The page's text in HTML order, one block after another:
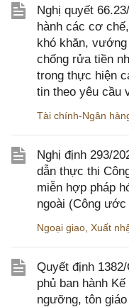
Nghị quyết
hành các cơ
khó khăn,
chống rửa tiền
trong thực hiện
tin theo yêu cầu
Tài chính-Ngân
Nghị định 293/
dẫn thực thi
miễn hợp pháp
ngoài (Công ước
Ngoại giao Xuất
Quyết định
phủ ban hành
ngưỡng, tôn giáo